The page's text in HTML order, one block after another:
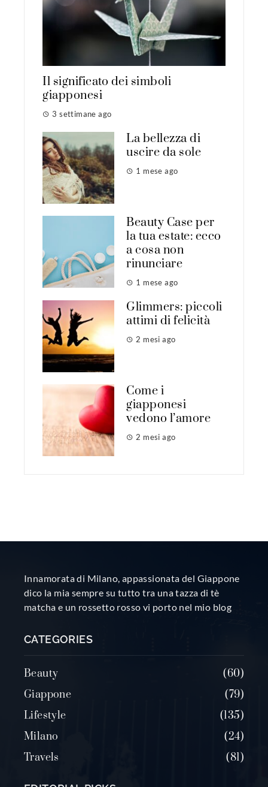
Il significato dei simboli
giapponesi
3 settimane ago
La bellezza di
uscire da sole
1 mese ago
Beauty Case per
la tua estate: ecco
a cosa non
rinunciare
1 mese ago
Glimmers: piccoli
attimi di felicità
2 mesi ago
Come i
giapponesi
vedono l’amore
2 mesi ago
Innamorata di Milano, appassionata del Giappone
dico la mia sempre su tutto tra una tazza di tè
matcha e un rossetto rosso vi porto nel mio blog
CATEGORIES
Beauty
60
Giappone
79
Lifestyle
135
Milano
24
Travels
81